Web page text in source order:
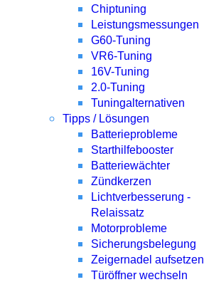
Chiptuning
Leistungsmessungen
G60-Tuning
VR6-Tuning
16V-Tuning
2.0-Tuning
Tuningalternativen
Tipps / Lösungen
Batterieprobleme
Starthilfebooster
Batteriewächter
Zündkerzen
Lichtverbesserung -
Relaissatz
Motorprobleme
Sicherungsbelegung
Zeigernadel aufsetzen
Türöffner wechseln